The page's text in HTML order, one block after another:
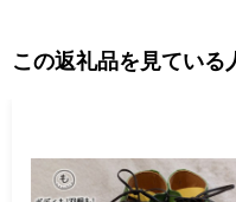
この返礼品を見ている